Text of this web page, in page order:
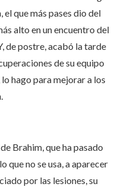
que más pases dio del
alto en un encuentro del
de postre, acabó la tarde
de su equipo
hago para mejorar a los
Brahim, que ha pasado
que no se usa, a aparecer
por las lesiones, su